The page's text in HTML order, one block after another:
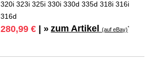
320i 323i 325i 330i 330d 335d 318i 316i
316d
280,99 € | » zum Artikel(auf eBay)*